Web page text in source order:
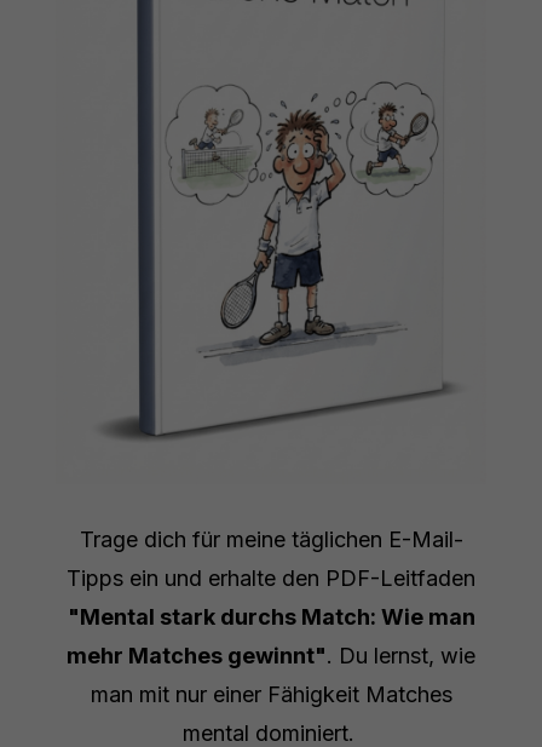
Trage dich für meine täglichen E-Mail-
Tipps ein und erhalte den PDF-Leitfaden
"Mental stark durchs Match: Wie man
mehr Matches gewinnt". Du lernst, wie
man mit nur einer Fähigkeit Matches
mental dominiert.